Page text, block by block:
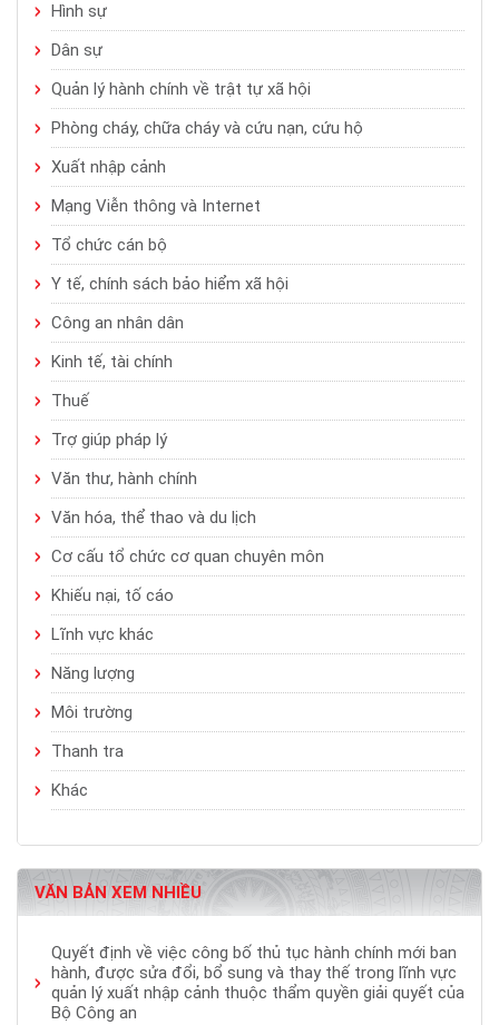
Hình sự
Dân sự
Quản lý hành chính về trật tự xã hội
Phòng cháy, chữa cháy và cứu nạn, cứu hộ
Xuất nhập cảnh
Mạng Viễn thông và Internet
Tổ chức cán bộ
Y tế, chính sách bảo hiểm xã hội
Công an nhân dân
Kinh tế, tài chính
Thuế
Trợ giúp pháp lý
Văn thư, hành chính
Văn hóa, thể thao và du lịch
Cơ cấu tổ chức cơ quan chuyên môn
Khiếu nại, tố cáo
Lĩnh vực khác
Năng lượng
Môi trường
Thanh tra
Khác
VĂN BẢN XEM NHIỀU
Quyết định về việc công bố thủ tục hành chính mới ban
hành, được sửa đổi, bổ sung và thay thế trong lĩnh vực
quản lý xuất nhập cảnh thuộc thẩm quyền giải quyết của
Bộ Công an